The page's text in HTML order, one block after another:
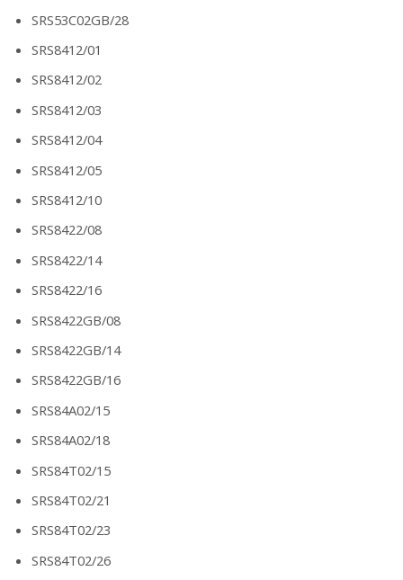
SRS53C02GB/28
SRS8412/01
SRS8412/02
SRS8412/03
SRS8412/04
SRS8412/05
SRS8412/10
SRS8422/08
SRS8422/14
SRS8422/16
SRS8422GB/08
SRS8422GB/14
SRS8422GB/16
SRS84A02/15
SRS84A02/18
SRS84T02/15
SRS84T02/21
SRS84T02/23
SRS84T02/26